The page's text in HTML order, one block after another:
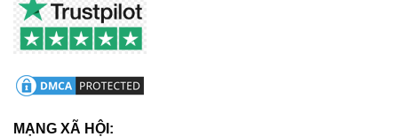
MẠNG XÃ HỘI: